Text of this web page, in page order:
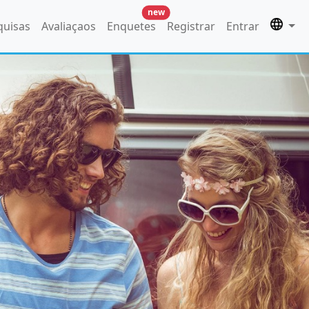
Avaliaçaos Enquetes
new
Registrar Entrar